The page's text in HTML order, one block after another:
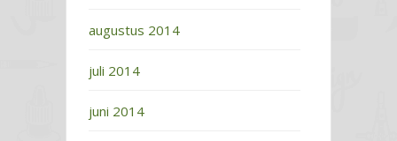
augustus 2014
juli 2014
juni 2014